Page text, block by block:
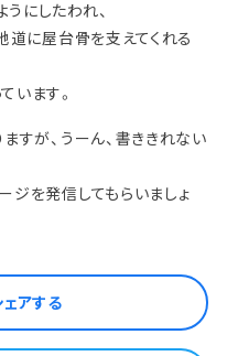
にしたわれ、
道に屋台骨を支えてくれる
います。
すが、うーん、書ききれない
ジを発信してもらいましょ
アする